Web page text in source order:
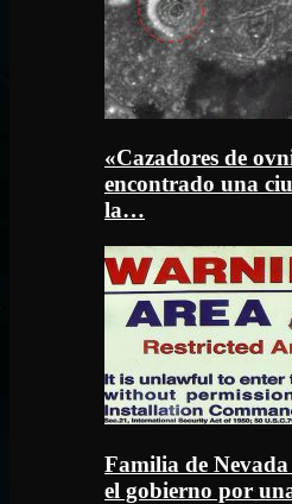
«Cazadores de
encontrado una
la…
Familia de
el gobierno por